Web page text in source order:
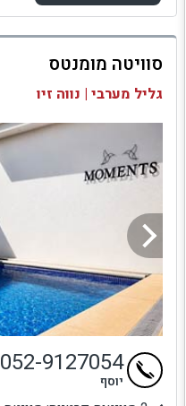
למתחם זה
בדיקת זמינות ומחירים
סוויטה מומנטס
גליל מערבי | נווה זיו
052-9127054
יוסף